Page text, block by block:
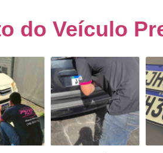
Placa de motos
Placas
automotivas
Placas de carro
Placas de
veículo
Placas
do Veículo